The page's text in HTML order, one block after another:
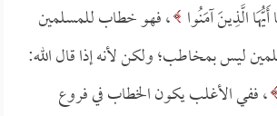
أَيُّهَا الَّذِينَ آمَنُوا ، فهو خطاب للمسلمين
ليس بمخاطب؛ ولكن لأنه إذا قال الله:
، ففي الأغلب يكون الخطاب في فروع